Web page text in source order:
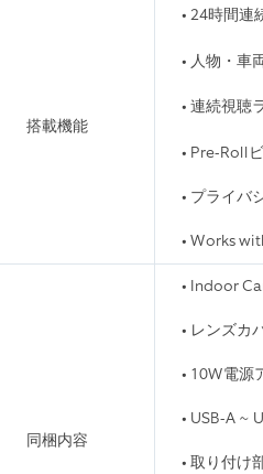
搭載機能
• 24時間連
• 人物・車
• 連続視聴
• Pre-Roll
• プライバ
• Works
同梱内容
• Indoor
• レンズカ
• 10W電源
• USB-A ~
• 取り付け